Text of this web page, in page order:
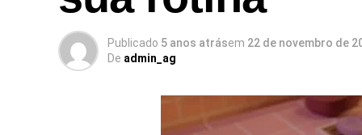
Publicado 5 anos atrásem 22 de novembro de
De admin_ag